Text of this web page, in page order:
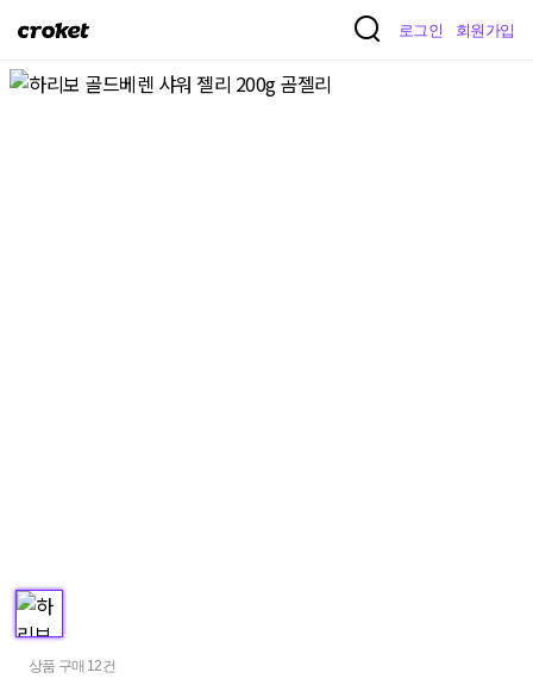
크
켓
로그인 회원가입
상품 구매 12건